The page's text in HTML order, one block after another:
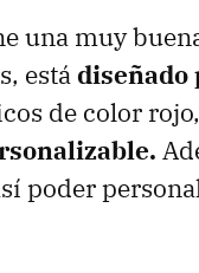
una muy
estádiseñado
de color rojo,
poder